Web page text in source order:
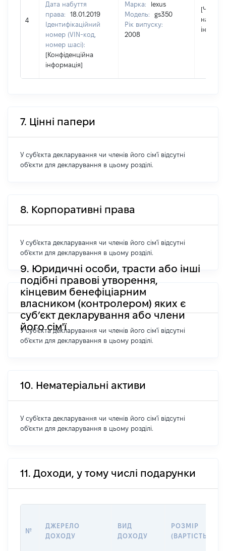
4
Дата набуття
права:
18.01.2019
Ідентифікаційний
номер (VIN-код,
номер шасі):
[Конфіденційна
інформація]
Марка:
lexus
Модель:
gs350
Рік випуску:
2008
[Член
надав
7. Цінні папери
У суб'єкта декларування чи членів його сім'ї відсутні
об'єкти для декларування в цьому розділі.
8. Корпоративні права
У суб'єкта декларування чи членів його сім'ї відсутні
об'єкти для декларування в цьому розділі.
9. Юридичні особи, трасти або інші
подібні правові утворення,
кінцевим бенефіціарним
власником (контролером) яких є
суб’єкт декларування або члени
його сім'ї
У суб'єкта декларування чи членів його сім'ї відсутні
об'єкти для декларування в цьому розділі.
10. Нематеріальні активи
У суб'єкта декларування чи членів його сім'ї відсутні
об'єкти для декларування в цьому розділі.
11. Доходи, у тому числі подарунки
№
ДЖЕРЕЛО
ДОХОДУ
ВИД
ДОХОДУ
РОЗМІР
(ВАРТІСТЬ)